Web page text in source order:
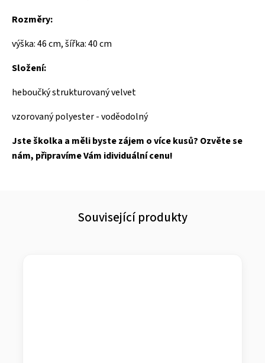
Rozměry:
výška: 46 cm, šířka: 40 cm
Složení:
heboučký strukturovaný velvet
vzorovaný polyester - voděodolný
Jste školka a měli byste zájem o více kusů? Ozvěte se
nám, připravíme Vám idividuální cenu!
Související produkty